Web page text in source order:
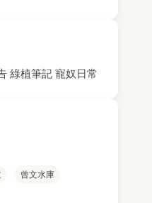
綠植筆記 寵奴日常
曾文水庫